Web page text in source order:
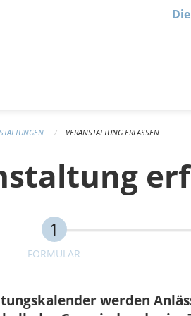
VERANSTALTUNG ERFASSEN
FORMULAR
werden